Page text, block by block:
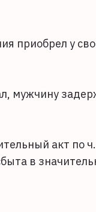
приобрел у
мужчину
акт по ч.
в